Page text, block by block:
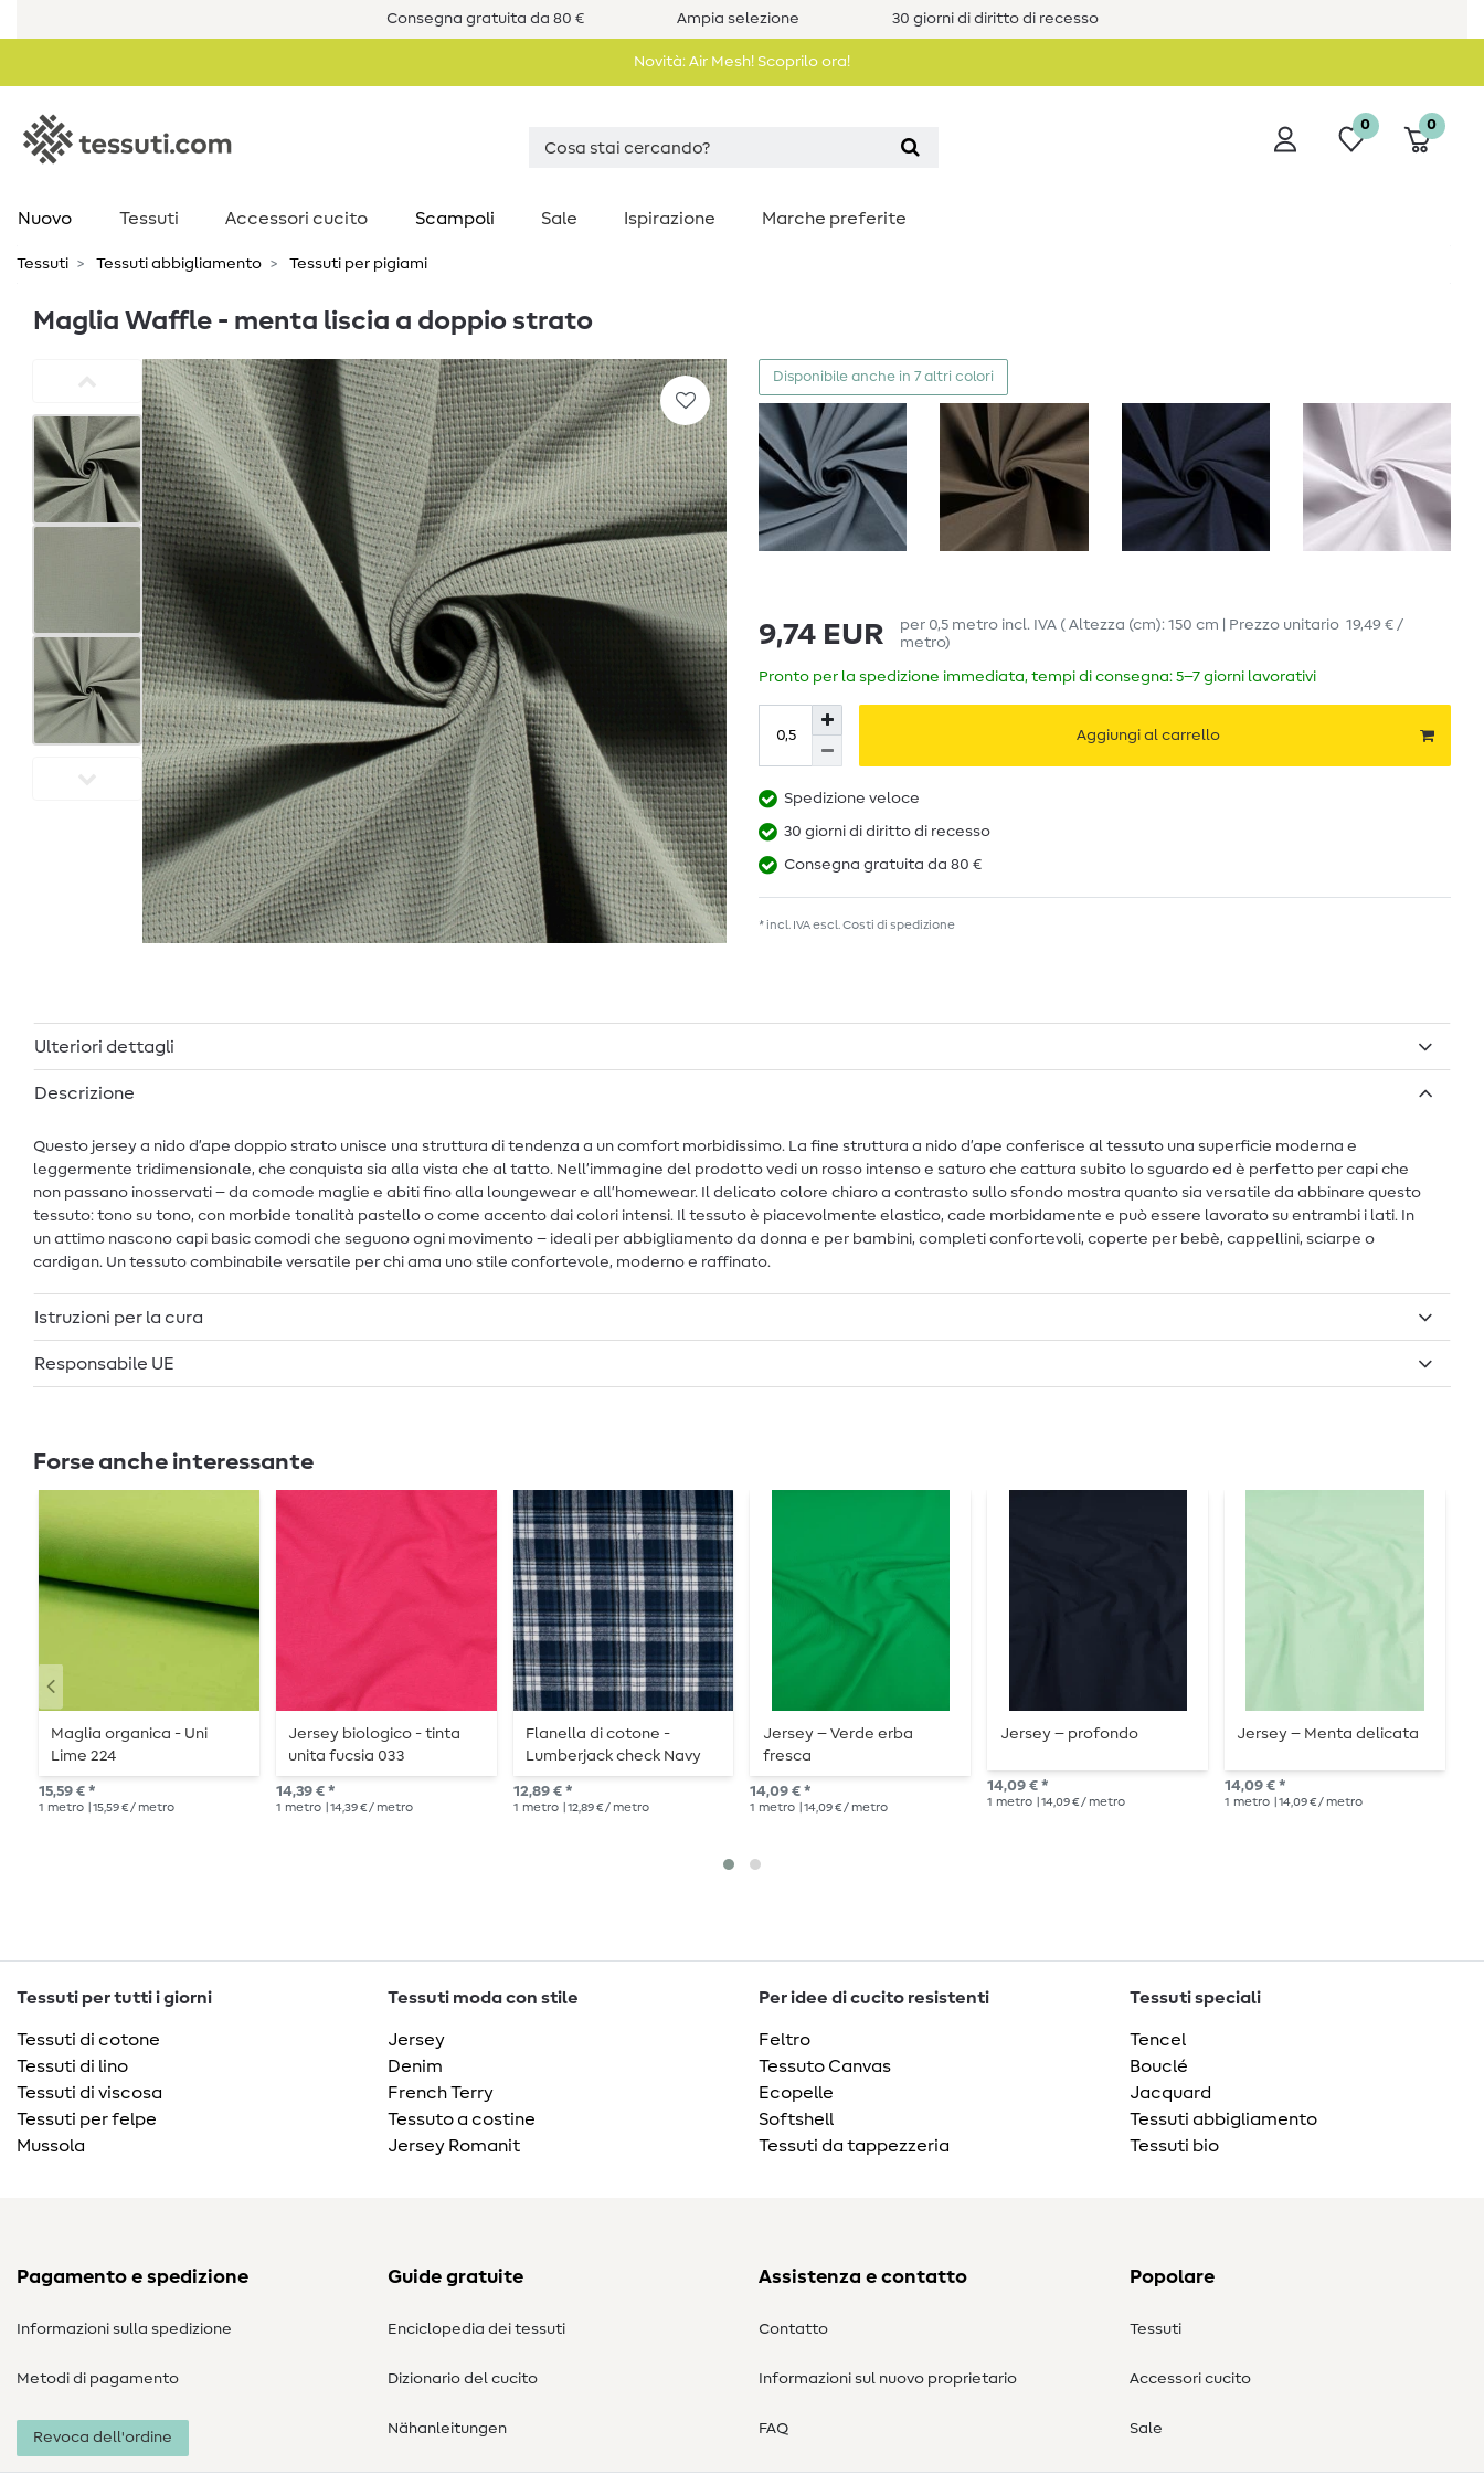
Consegna gratuita da 80 € Ampia selezione 30 giorni di diritto di recesso
Novità: Air Mesh! Scoprilo ora!
0 0
Nuovo Tessuti Accessori cucito Scampoli Sale Ispirazione Marche preferite
Tessuti Tessuti abbigliamento Tessuti per pigiami
Maglia Waffle - menta liscia a doppio strato
Disponibile anche in 7 altri colori
9,74 EUR per 0,5 metro incl. IVA ( Altezza (cm): 150 cm | Prezzo unitario 19,49 € /
metro)
Pronto per la spedizione immediata, tempi di consegna: 5–7 giorni lavorativi
Aggiungi al carrello
Spedizione veloce
30 giorni di diritto di recesso
Consegna gratuita da 80 €
* incl. IVA escl.Costi di spedizione
Ulteriori dettagli
Descrizione
Questo jersey a nido d’ape doppio strato unisce una struttura di tendenza a un comfort morbidissimo. La fine struttura a nido d’ape conferisce al tessuto una superficie moderna e
leggermente tridimensionale, che conquista sia alla vista che al tatto. Nell’immagine del prodotto vedi un rosso intenso e saturo che cattura subito lo sguardo ed è perfetto per capi che
non passano inosservati – da comode maglie e abiti fino alla loungewear e all’homewear. Il delicato colore chiaro a contrasto sullo sfondo mostra quanto sia versatile da abbinare questo
tessuto: tono su tono, con morbide tonalità pastello o come accento dai colori intensi. Il tessuto è piacevolmente elastico, cade morbidamente e può essere lavorato su entrambi i lati. In
un attimo nascono capi basic comodi che seguono ogni movimento – ideali per abbigliamento da donna e per bambini, completi confortevoli, coperte per bebè, cappellini, sciarpe o
cardigan. Un tessuto combinabile versatile per chi ama uno stile confortevole, moderno e raffinato.
Istruzioni per la cura
Responsabile UE
Forse anche interessante
Maglia organica - Uni
Lime 224
15,59 € *
1 metro | 15,59 € / metro
Jersey biologico - tinta
unita fucsia 033
14,39 € *
1 metro | 14,39 € / metro
Flanella di cotone -
Lumberjack check Navy
White
12,89 € *
1 metro | 12,89 € / metro
Jersey – Verde erba
fresca
14,09 € *
1 metro | 14,09 € / metro
Jersey – profondo
14,09 € *
1 metro | 14,09 € / metro
Jersey – Menta delicata
14,09 € *
1 metro | 14,09 € / metro
Tessuti per tutti i giorni
Tessuti di cotone
Tessuti di lino
Tessuti di viscosa
Tessuti per felpe
Mussola
Tessuti moda con stile
Jersey
Denim
French Terry
Tessuto a costine
Jersey Romanit
Per idee di cucito resistenti
Feltro
Tessuto Canvas
Ecopelle
Softshell
Tessuti da tappezzeria
Tessuti speciali
Tencel
Bouclé
Jacquard
Tessuti abbigliamento
Tessuti bio
Pagamento e spedizione
Informazioni sulla spedizione
Metodi di pagamento
Revoca dell'ordine
Guide gratuite
Enciclopedia dei tessuti
Dizionario del cucito
Nähanleitungen
Assistenza e contatto
Contatto
Informazioni sul nuovo proprietario
FAQ
Popolare
Tessuti
Accessori cucito
Sale